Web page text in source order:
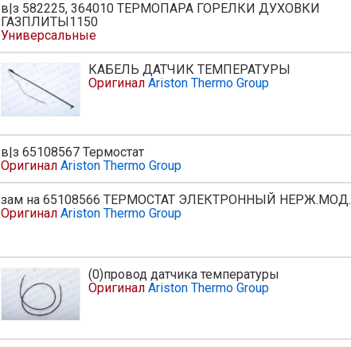
в|з 582225, 364010 ТЕРМОПАРА ГОРЕЛКИ ДУХОВКИ
ГАЗПЛИТЫ1150
Универсальные
КАБЕЛЬ ДАТЧИК ТЕМПЕРАТУРЫ
Оригинал Ariston Thermo Group
в|з 65108567 Термостат
Оригинал Ariston Thermo Group
зам на 65108566 ТЕРМОСТАТ ЭЛЕКТРОННЫЙ НЕРЖ.МОД.
Оригинал Ariston Thermo Group
(0)провод датчика температуры
Оригинал Ariston Thermo Group